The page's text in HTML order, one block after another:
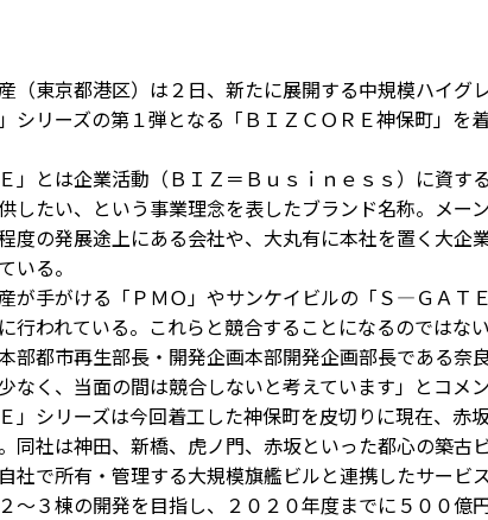
（東京都港区）は２日、新たに展開する中規模ハイグ
シリーズの第１弾となる「ＢＩＺＣＯＲＥ神保町」を
」とは企業活動（ＢＩＺ＝Ｂｕｓｉｎｅｓｓ）に資す
したい、という事業理念を表したブランド名称。メー
度の発展途上にある会社や、大丸有に本社を置く大企
いる。
が手がける「ＰＭＯ」やサンケイビルの「Ｓ―ＧＡＴ
行われている。これらと競合することになるのではな
部都市再生部長・開発企画本部開発企画部長である奈
なく、当面の間は競合しないと考えています」とコメ
」シリーズは今回着工した神保町を皮切りに現在、赤
同社は神田、新橋、虎ノ門、赤坂といった都心の築古
社で所有・管理する大規模旗艦ビルと連携したサービ
～３棟の開発を目指し、２０２０年度までに５００億